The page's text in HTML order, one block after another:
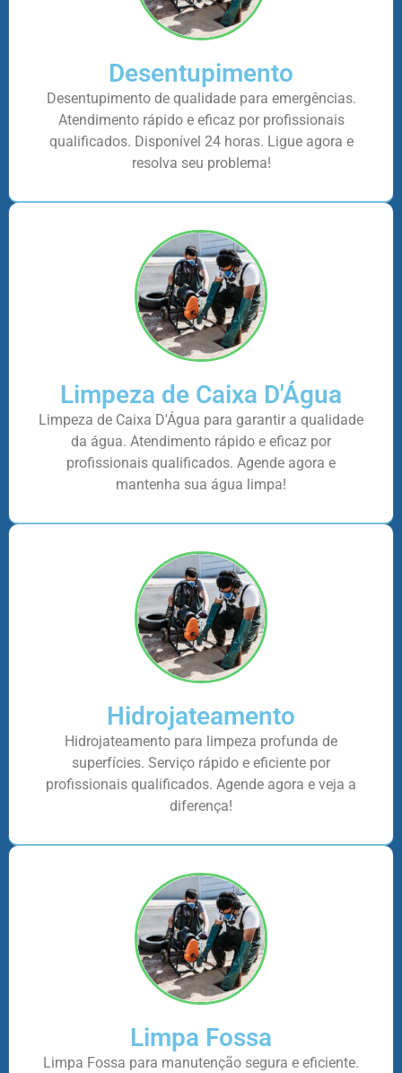
Desentupimento
Desentupimento de qualidade para emergências.
Atendimento rápido e eficaz por profissionais
qualificados. Disponível 24 horas. Ligue agora e
resolva seu problema!
Limpeza de Caixa D'Água
Limpeza de Caixa D'Água para garantir a qualidade
da água. Atendimento rápido e eficaz por
profissionais qualificados. Agende agora e
mantenha sua água limpa!
Hidrojateamento
Hidrojateamento para limpeza profunda de
superfícies. Serviço rápido e eficiente por
profissionais qualificados. Agende agora e veja a
diferença!
Limpa Fossa
Limpa Fossa para manutenção segura e eficiente.